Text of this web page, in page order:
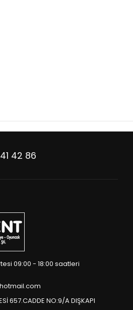
42 86
09:00 - 18:00 saatleri
657.CADDE NO:9/A DIŞKAPI